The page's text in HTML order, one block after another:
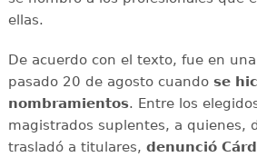
ellas.
De acuerdo con el texto, fue en
pasado 20 de agosto cuandose
nombramientos. Entre los
magistrados suplentes, a quienes,
trasladó a titulares, denunció